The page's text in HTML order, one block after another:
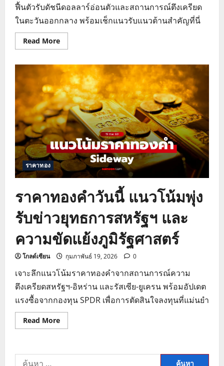
ฟื้นตัวรับดัชนีดอลลาร์อ่อนตัวและสถานการณ์ตึงเครียด
ในตะวันออกกลาง พร้อมเช็กแนวรับแนวต้านสำคัญที่นี่
Read MoreRead
more
ราคา
ทองคำ
วัน
นี้
ชี้
เป้า
รับ
แรง
หนุน
สงคราม
ราคาทอง
ราคาทองคำวันนี้ แนวโน้มพุ่ง
รับข่าวยุทธการสหรัฐฯ และ
ความขัดแย้งภูมิรัฐศาสตร์
โกลด์เซียน กุมภาพันธ์ 19, 2026 0
เจาะลึกแนวโน้มราคาทองคำจากสถานการณ์ความ
ตึงเครียดสหรัฐฯ-อิหร่าน และรัสเซีย-ยูเครน พร้อมอัปเดต
แรงซื้อจากกองทุน SPDR เพื่อการตัดสินใจลงทุนที่แม่นยำ
Read MoreRead
more
วัน
ค้นหา